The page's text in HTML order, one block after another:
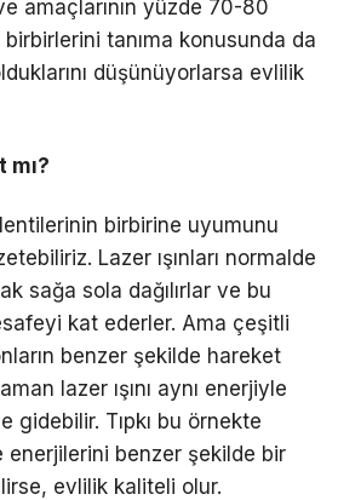
amaçlarının yüzde 70-80
tanıma konusunda da
düşünüyorlarsa evlilik
mı?
birbirine uyumunu
Lazer ışınları normalde
sağa sola dağılırlar ve bu
kat ederler. Ama çeşitli
benzer şekilde hareket
lazer ışını aynı enerjiyle
gidebilir. Tıpkı bu örnekte
enerjilerini benzer şekilde bir
evlilik kaliteli olur.